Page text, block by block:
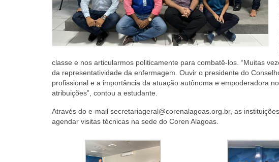
classe e nos articularmos politicamente para combatê-los. “Muitas
da representatividade da enfermagem. Ouvir o presidente do
profissional e a importância da atuação autônoma e empoderadora
atribuições”, contou a estudante.
Através do e-mail secretariageral@corenalagoas.org.br, as
agendar visitas técnicas na sede do Coren Alagoas.